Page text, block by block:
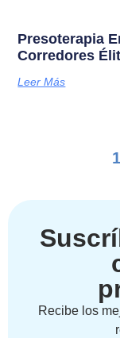
Presoterapia
Corredores
Leer Más
1
Recibe los